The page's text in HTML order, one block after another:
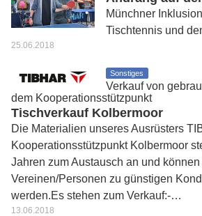
Münchner
Tischtennis und
25.06.2018
Sonstiges
Verkauf von
dem Kooperationsstützpunkt
Tischverkauf Kolbermoor
Die Materialien unseres Ausrüsters
Kooperationsstützpunkt Kolbermoor
Jahren zum Austausch an und
Vereinen/Personen zu günstigen
werden.Es stehen zum Verkauf:-…
13.06.2018